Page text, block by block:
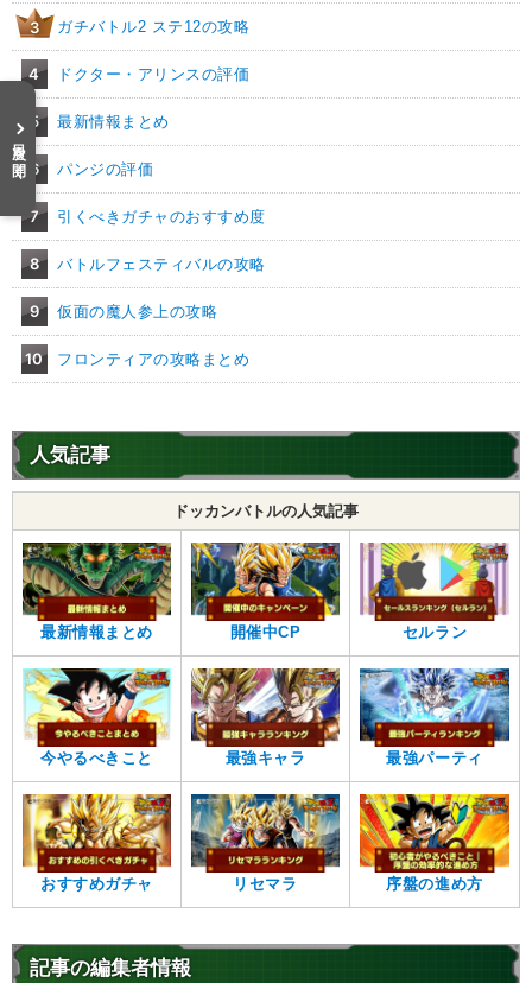
3 ガチバトル2 ステ12の攻略
4 ドクター・アリンスの評価
5 最新情報まとめ
6 パンジの評価
7 引くべきガチャのおすすめ度
8 バトルフェスティバルの攻略
9 仮面の魔人参上の攻略
10 フロンティアの攻略まとめ
人気記事
ドッカンバトルの人気記事
最新情報まとめ 開催中CP セルラン
今やるべきこと 最強キャラ 最強パーティ
おすすめガチャ リセマラ 序盤の進め方
記事の編集者情報
目次を開く